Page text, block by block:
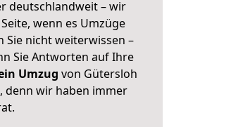
deutschlandweit – wir
wenn es Umzüge
nicht weiterwissen –
Sie Antworten auf Ihre
Umzug von Gütersloh
denn wir haben immer